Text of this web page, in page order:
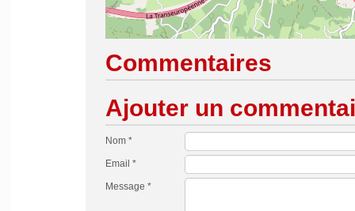
Commentaires
Ajouter un
Nom *
Email *
Message *